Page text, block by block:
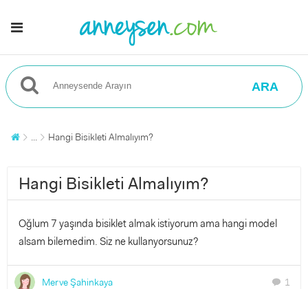
ARA
... Hangi Bisikleti Almalıyım?
Hangi Bisikleti Almalıyım?
Oğlum 7 yaşında bisiklet almak istiyorum ama hangi model
alsam bilemedim. Siz ne kullanyorsunuz?
Merve Şahinkaya chat 1